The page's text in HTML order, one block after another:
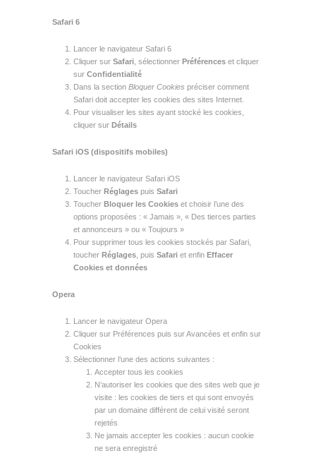
Safari 6
Lancer le navigateur Safari 6
Cliquer sur Safari , sélectionner Préférences et cliquer
sur Confidentialité
Dans la section Bloquer Cookies préciser comment
Safari doit accepter les cookies des sites Internet.
Pour visualiser les sites ayant stocké les cookies,
cliquer sur Détails
Safari iOS (dispositifs mobiles)
Lancer le navigateur Safari iOS
Toucher Réglages puis Safari
Toucher Bloquer les Cookies et choisir l’une des
options proposées : « Jamais », « Des tierces parties
et annonceurs » ou « Toujours »
Pour supprimer tous les cookies stockés par Safari,
toucher Réglages , puis Safari et enfin Effacer
Cookies et données
Opera
Lancer le navigateur Opera
Cliquer sur Préférences puis sur Avancées et enfin sur
Cookies
Sélectionner l’une des actions suivantes :
Accepter tous les cookies
N’autoriser les cookies que des sites web que je
visite : les cookies de tiers et qui sont envoyés
par un domaine différent de celui visité seront
rejetés
Ne jamais accepter les cookies : aucun cookie
ne sera enregistré